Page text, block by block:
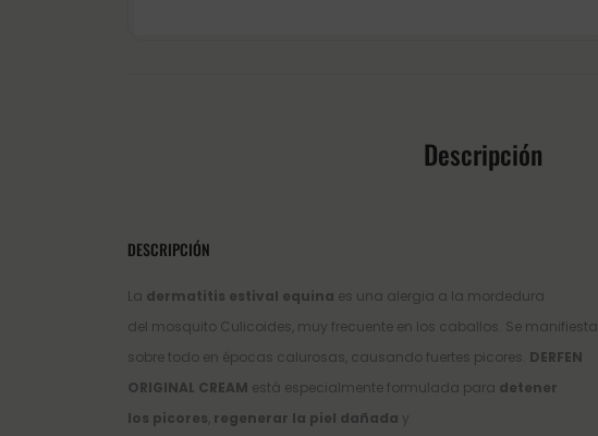
Descripción
DESCRIPCIÓN
La dermatitis estival equina es una alergia a la mordedura
del mosquito Culicoides, muy frecuente en los caballos. Se manifiesta
sobre todo en épocas calurosas, causando fuertes picores. DERFEN
ORIGINAL CREAM está especialmente formulada para detener
los picores regenerar la piel dañada y